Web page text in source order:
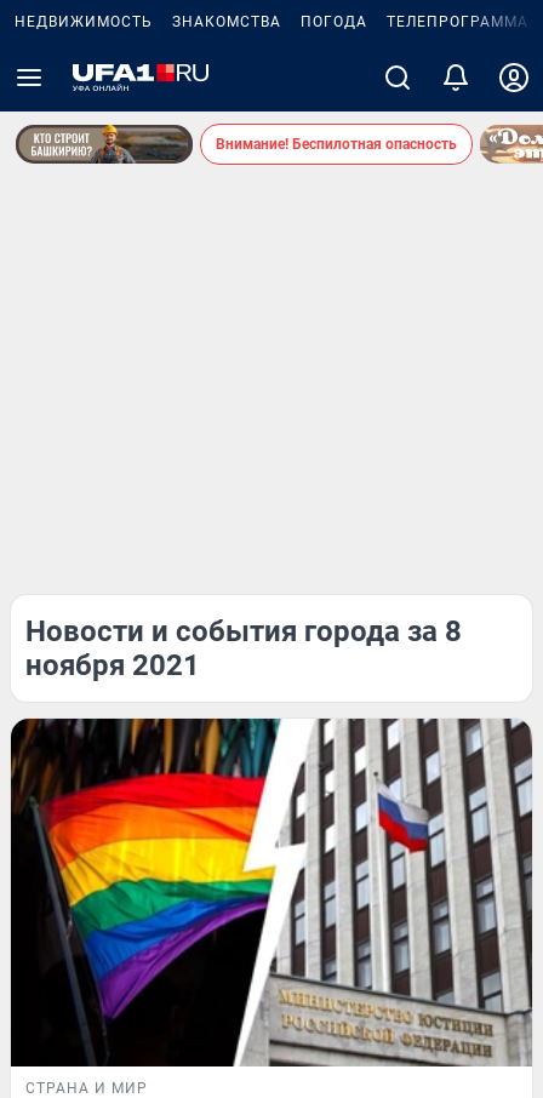
НЕДВИЖИМОСТЬ ЗНАКОМСТВА ПОГОДА ТЕЛЕПРОГРАММА
Внимание! Беспилотная опасность
Новости и события города за 8
ноября 2021
СТРАНА И МИР